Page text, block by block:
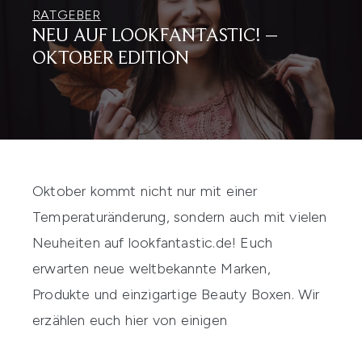
RATGEBER
NEU AUF LOOKFANTASTIC! –
OKTOBER EDITION
Oktober kommt nicht nur mit einer
Temperaturänderung, sondern auch mit vielen
Neuheiten auf lookfantastic.de! Euch
erwarten neue weltbekannte Marken,
Produkte und einzigartige Beauty Boxen. Wir
erzählen euch hier von einigen